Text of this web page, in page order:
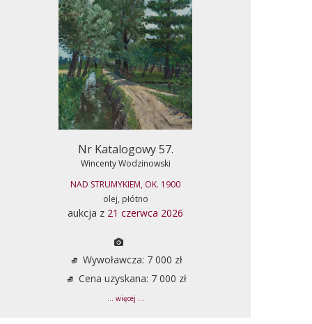
Nr Katalogowy 57.
Wincenty Wodzinowski
NAD STRUMYKIEM, OK. 1900
olej, płótno
aukcja z 21 czerwca 2026
Wywoławcza: 7 000 zł
Cena uzyskana: 7 000 zł
... więcej ...